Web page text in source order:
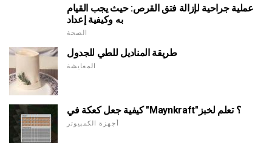
عملية جراحية لإزالة فتق القرص: حيث يجب القيام
به وكيفية إعداد
الصحة
طريقة المناديل للطي للجدول
المعايشة
كيفية جعل كعكة في "Maynkraft"؟ تعلم لخبز
أجهزة الكمبيوتر